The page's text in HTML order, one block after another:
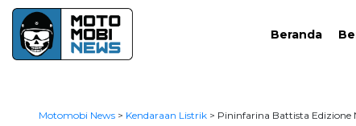
Beranda
Motomobi News> Kendaraan Listrik> Pininfarina Battista Edizione